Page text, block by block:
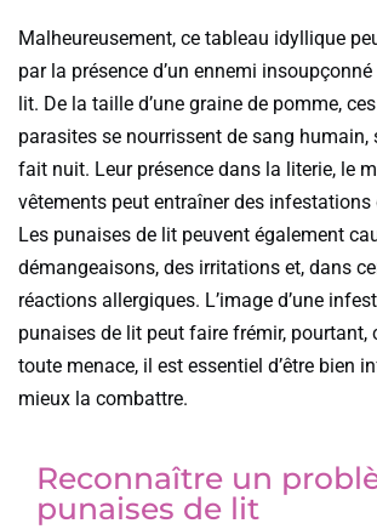
Malheureusement, ce tableau idyllique
par la présence d’un ennemi
lit. De la taille d’une graine de pomme,
parasites se nourrissent de sang humain,
fait nuit. Leur présence dans la literie, le
vêtements peut entraîner des infestations
Les punaises de lit peuvent également
démangeaisons, des irritations et, dans
réactions allergiques. L’image d’une
punaises de lit peut faire frémir, pourtant,
toute menace, il est essentiel d’être bien
mieux la combattre.
Reconnaître un
punaises de lit